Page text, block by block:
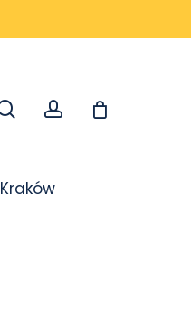
searchaccount
Kraków